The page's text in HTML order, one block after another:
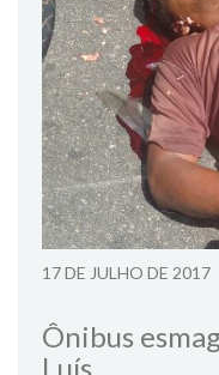
17 DE JULHO DE 2017
Ônibus
Luís